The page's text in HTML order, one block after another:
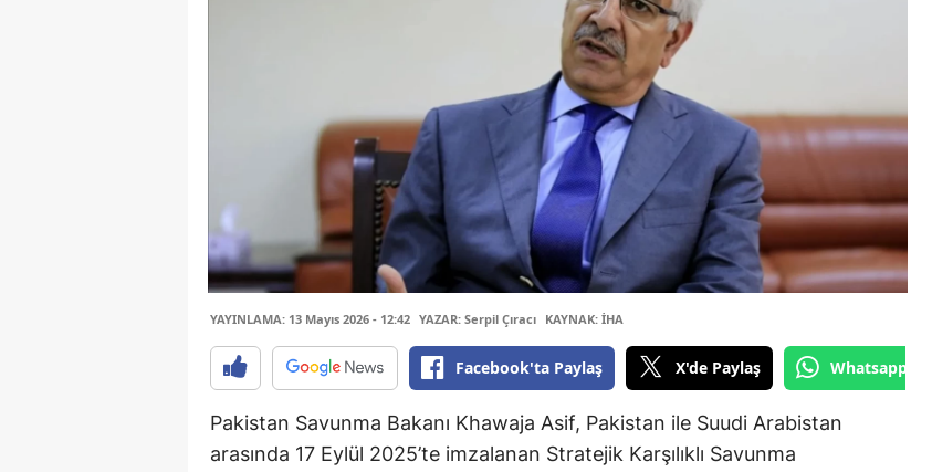
YAYINLAMA: 13 Mayıs 2026 - 12:42 YAZAR: Serpil Çıracı KAYNAK: İHA
Facebook'ta Paylaş X'de Paylaş
Pakistan Savunma Bakanı Khawaja Asif, Pakistan ile Suudi Arabistan
arasında 17 Eylül 2025’te imzalanan Stratejik Karşılıklı Savunma